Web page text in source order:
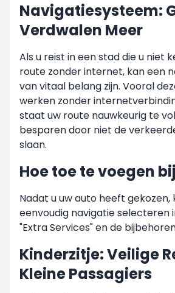
Navigatiesysteem:
Verdwalen Meer
Als u reist in een stad die u niet
route zonder internet, kan een
van vitaal belang zijn. Vooral
werken zonder
staat uw route nauwkeurig te
besparen door niet de
slaan.
Hoe toe te voegen
Nadat u uw auto heeft gekozen,
eenvoudig navigatie selecteren
"Extra Services" en de
Kinderzitje: Veilige
Kleine Passagiers